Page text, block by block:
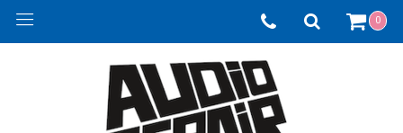
0